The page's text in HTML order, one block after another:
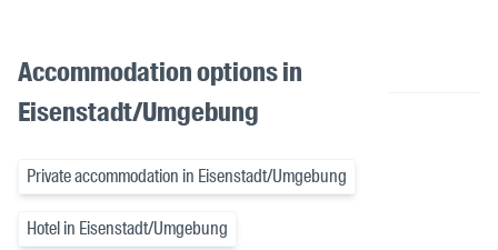
Accommodation options in
Eisenstadt/Umgebung
Private accommodation in Eisenstadt/Umgebung
Hotel in Eisenstadt/Umgebung